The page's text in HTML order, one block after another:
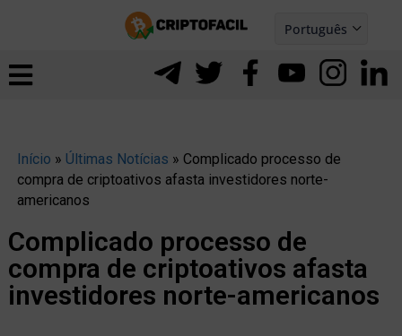
Português
Español
Início » Últimas Notícias » Complicado processo de
compra de criptoativos afasta investidores norte-
americanos
Complicado processo de
compra de criptoativos afasta
investidores norte-americanos